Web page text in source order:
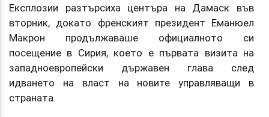
Експлозии разтърсиха центъра на Дамаск във
вторник, докато френският президент Еманюел
Макрон продължаваше официалното си
посещение в Сирия, което е първата визита на
западноевропейски държавен глава след
идването на власт на новите управляващи в
страната.